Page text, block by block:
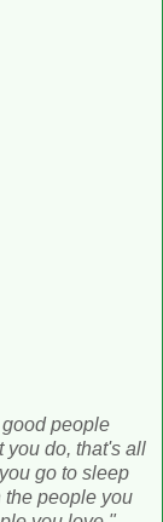
people
you do, that's all
go to sleep
the people you